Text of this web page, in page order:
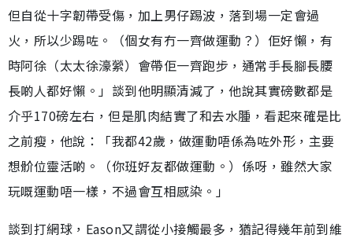
但自從十字韌帶受傷，加上男仔踢波，落到場一定會過
火，所以少踢咗。（個女有冇一齊做運動？）佢好懶，有
時阿徐（太太徐濠縈）會帶佢一齊跑步，通常手長腳長腰
長啲人都好懶。」談到他明顯清減了，他說其實磅數都是
介乎170磅左右，但是肌肉結實了和去水腫，看起來確是比
之前瘦，他說：「我都42歲，做運動唔係為咗外形，主要
想骱位靈活啲。（你班好友都做運動。）係呀，雖然大家
玩嘅運動唔一樣，不過會互相感染。」
談到打網球，Eason又謂從小接觸最多，猶記得幾年前到維